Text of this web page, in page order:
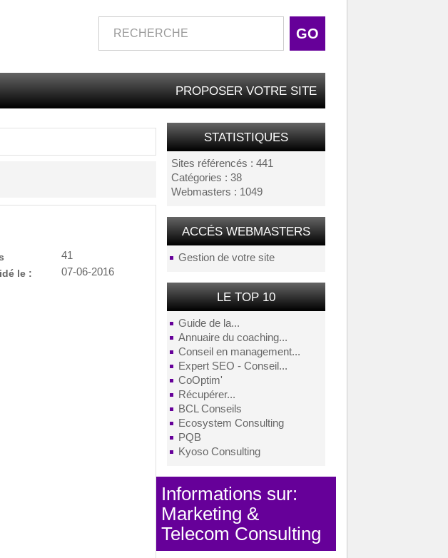
PROPOSER VOTRE SITE
STATISTIQUES
Sites référencés : 441
Catégories : 38
Webmasters : 1049
ACCÉS WEBMASTERS
Gestion de votre site
LE TOP 10
Guide de la...
Annuaire du coaching...
Conseil en management...
Expert SEO - Conseil...
CoOptim'
Récupérer...
BCL Conseils
Ecosystem Consulting
PQB
Kyoso Consulting
41
le :
07-06-2016
Informations sur:
Marketing &
Telecom Consulting